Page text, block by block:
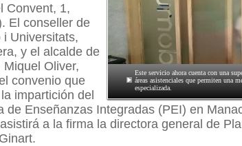
Este servicio ahora cuenta con una
áreas asistenciales que permiten una
especializada.
Convent, 1,
El conseller de
i Universitats,
y el alcalde de
Miquel Oliver,
convenio que
impartición del
de Enseñanzas Integradas (PEI) en
a la firma la directora general de